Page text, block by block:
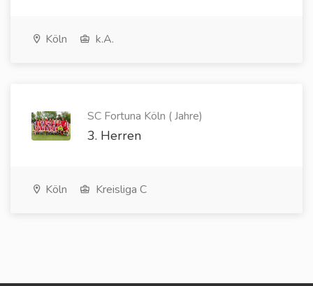
Köln k.A.
SC Fortuna Köln ( Jahre)
3. Herren
Köln Kreisliga C